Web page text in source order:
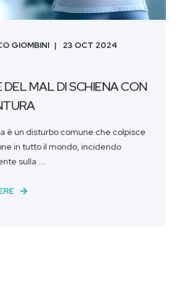
GIOMBINI
23 OCT 2024
MAL DI SCHIENA CON
è un disturbo comune che colpisce
in tutto il mondo, incidendo
sulla ...